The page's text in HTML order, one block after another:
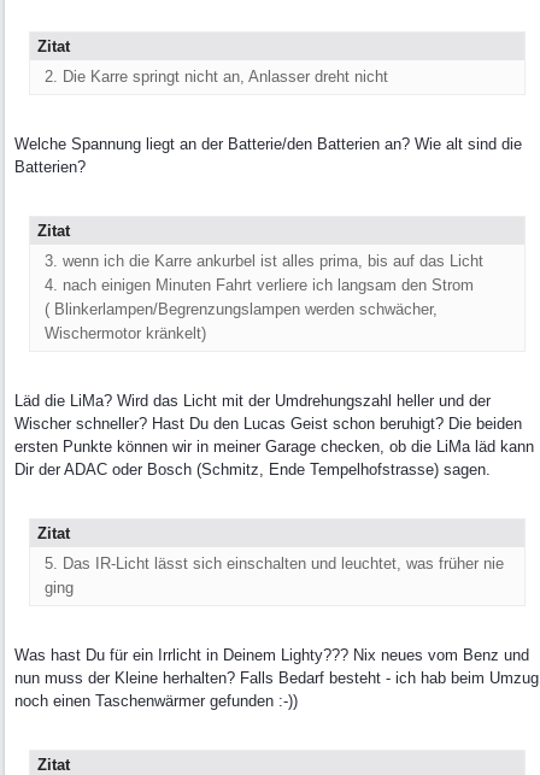
Zitat
2. Die Karre springt nicht an, Anlasser dreht nicht
Welche Spannung liegt an der Batterie/den Batterien an? Wie alt sind die
Batterien?
Zitat
3. wenn ich die Karre ankurbel ist alles prima, bis auf das Licht
4. nach einigen Minuten Fahrt verliere ich langsam den Strom
( Blinkerlampen/Begrenzungslampen werden schwächer,
Wischermotor kränkelt)
Läd die LiMa? Wird das Licht mit der Umdrehungszahl heller und der
Wischer schneller? Hast Du den Lucas Geist schon beruhigt? Die beiden
ersten Punkte können wir in meiner Garage checken, ob die LiMa läd kann
Dir der ADAC oder Bosch (Schmitz, Ende Tempelhofstrasse) sagen.
Zitat
5. Das IR-Licht lässt sich einschalten und leuchtet, was früher nie
ging
Was hast Du für ein Irrlicht in Deinem Lighty??? Nix neues vom Benz und
nun muss der Kleine herhalten? Falls Bedarf besteht - ich hab beim Umzug
noch einen Taschenwärmer gefunden :-))
Zitat